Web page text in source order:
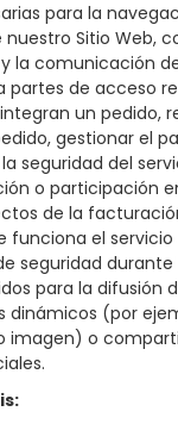
para la
Sitio Web,
la comunicación
partes de acceso
un pedido,
gestionar el
seguridad del
o participación
de la
funciona el servicio
seguridad
para la difusión
dinámicos (por
imagen) o